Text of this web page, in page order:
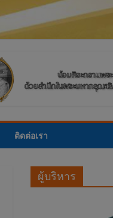
ติดต่อเรา
ผู้บริหาร